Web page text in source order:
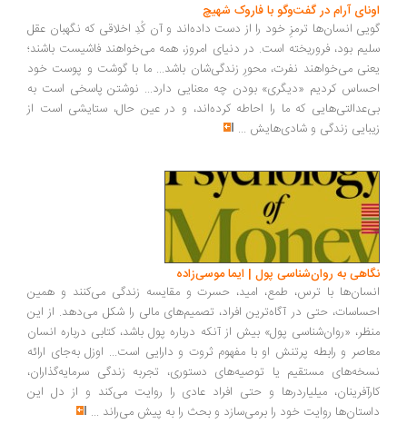
آرام در گفت‌وگو با فاروک شهیچ‭
انسان‌ها ترمزِ خود را از دست داده‌اند و آن کُدِ اخلاقی که نگهبان عقل
بود، فروریخته است. در دنیای امروز، همه می‌خواهند فاشیست باشند؛
می‌خواهند نفرت، محورِ زندگی‌شان باشد... ما با گوشت و پوست خود
کردیم «دیگری» بودن چه معنایی دارد... نوشتن پاسخی است به
که ما را احاطه کرده‌اند، و در عین حال، ستایشی است از
زندگی و شادی‌هایش...
به روان‌شناسی پول | ایما موسی‌زاده
با ترس، طمع، امید، حسرت و مقایسه زندگی می‌کنند و همین
حتی در آگاه‌ترین افراد، تصمیم‌های مالی را شکل می‌دهد. از این
«روان‌شناسی پول» بیش از آنکه درباره پول باشد، کتابی درباره انسان
و رابطه پرتنش او با مفهوم ثروت و دارایی است... اوزل به‌جای ارائه
مستقیم یا توصیه‌های دستوری، تجربه زندگی سرمایه‌گذاران،
میلیاردرها و حتی افراد عادی را روایت می‌کند و از دل این
روایت خود را برمی‌سازد و بحث را به پیش می‌راند ...